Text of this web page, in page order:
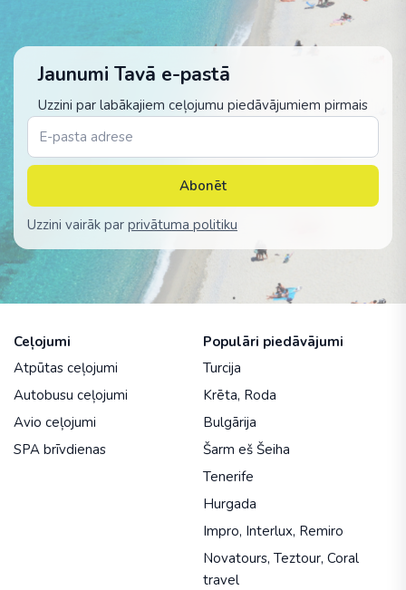
Jaunumi Tavā e-pastā
Uzzini par labākajiem ceļojumu piedāvājumiem pirmais
Abonēt
Uzzini vairāk par privātuma politiku
Ceļojumi
Atpūtas ceļojumi
Autobusu ceļojumi
Avio ceļojumi
SPA brīvdienas
Populāri piedāvājumi
Turcija
Krēta, Roda
Bulgārija
Šarm eš Šeiha
Tenerife
Hurgada
Impro, Interlux, Remiro
Novatours, Teztour, Coral
travel